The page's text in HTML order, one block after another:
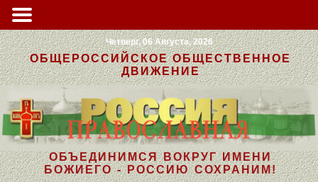
Четверг, 06 Августа, 2026
ОБЩЕРОССИЙСКОЕ ОБЩЕСТВЕННОЕ
ДВИЖЕНИЕ
ОБЪЕДИНИМСЯ ВОКРУГ ИМЕНИ
БОЖИЕГО - РОССИЮ СОХРАНИМ!